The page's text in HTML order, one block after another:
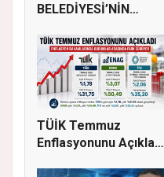
BELEDİYESİ’NİN
DEST...
TÜİK Temmuz
Enflasyonunu Açıkladı: